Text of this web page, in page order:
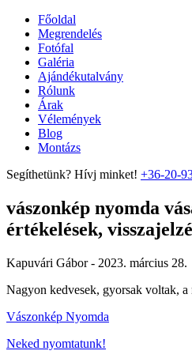
Főoldal
Megrendelés
Fotófal
Galéria
Ajándékutalvány
Rólunk
Árak
Vélemények
Blog
Montázs
Segíthetünk? Hívj minket! +36-20-
vászonkép nyomda
értékelések,
Kapuvári Gábor - 2023. március 28.
Nagyon kedvesek, gyorsak voltak,
Vászonkép Nyomda
Neked nyomtatunk!